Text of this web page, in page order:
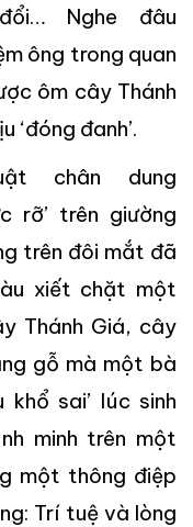
Nghe đâu
ông trong quan
ôm cây Thánh
‘đóng đanh’.
chân dung
rỡ’ trên giường
trên đôi mắt đã
xiết chặt một
Thánh Giá, cây
gỗ mà một bà
sai’ lúc sinh
minh trên một
một thông điệp
Trí tuệ và lòng